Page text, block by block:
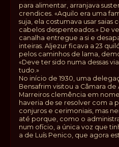
para alimentar, arranjava
crendices. «Aquilo era uma
suja, ela costumava usar saias
cabelos despenteados.» De
canalha entregue a si e
inteiras. Aljezur ficava a 23
pelos caminhos de lama,
«Deve ter sido numa dessas
tudo.»
No início de 1930, uma
Bensafrim visitou a Câmara
Marreiros clemência em
haveria de se resolver com a
conjuros e cerimoniais, mas
até porque, como o
num ofício, a única voz que
a de Luís Penico, que agora